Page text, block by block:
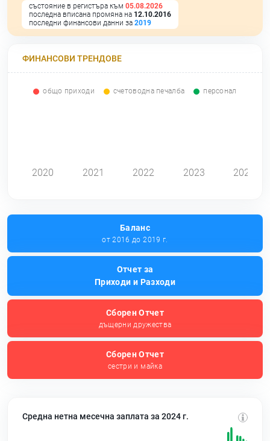
състояние в регистъра към 05.08.2026
последна вписана промяна на 12.10.2016
последни финансови данни за 2019
ФИНАНСОВИ ТРЕНДОВЕ
общо приходи счетоводна печалба персонал
2020 2021 2022 2023 2024
Баланс
от 2016 до 2019 г.
Отчет за
Приходи и Разходи
Сборен Отчет
дъщерни дружества
Сборен Отчет
сестри и майка
Средна нетна месечна заплата за 2024 г.